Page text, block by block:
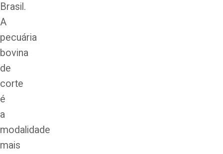
Brasil.
A
pecuária
bovina
de
corte
é
a
modalidade
mais